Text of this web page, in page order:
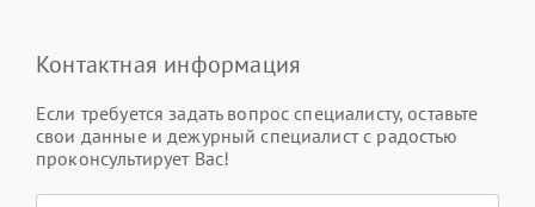
Контактная информация
Если требуется задать вопрос специалисту, оставьте
свои данные и дежурный специалист с радостью
проконсультирует Вас!